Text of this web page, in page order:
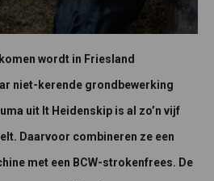
wordt in Friesland
niet-kerende grondbewerking
uit It Heidenskip is al zo’n vijf
Daarvoor combineren ze een
met een BCW-strokenfrees. De